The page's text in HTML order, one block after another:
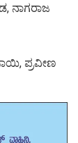
ನಾಗರಾಜ
ಪ್ರವೀಣ